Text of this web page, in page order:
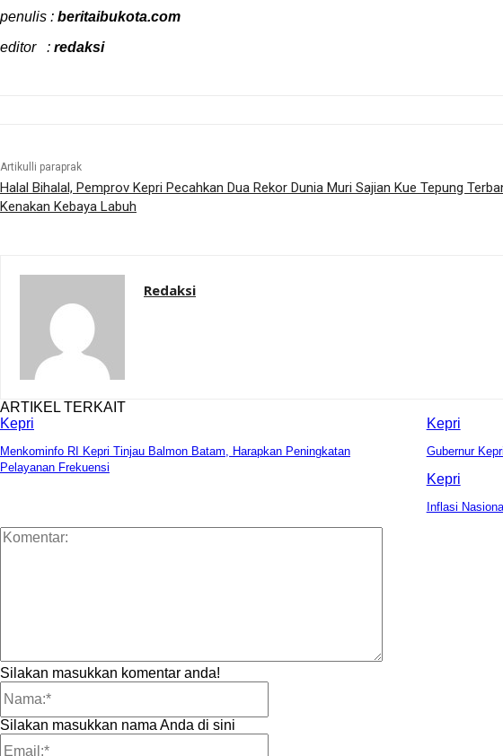
penulis : beritaibukota.com
editor : redaksi
Artikulli paraprak
Halal Bihalal, Pemprov Kepri Pecahkan Dua Rekor Dunia Muri Sajian Kue Tepung
Kenakan Kebaya Labuh
Redaksi
ARTIKEL TERKAIT
Kepri
Menkominfo RI Kepri Tinjau Balmon Batam, Harapkan Peningkatan
Pelayanan Frekuensi
Kepri
Gubernur
Kepri
Inflasi
Silakan masukkan komentar anda!
Silakan masukkan nama Anda di sini